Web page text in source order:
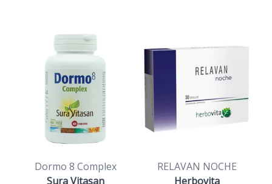
Dormo 8 Complex
Sura Vitasan
RELAVAN NOCHE
Herbovita